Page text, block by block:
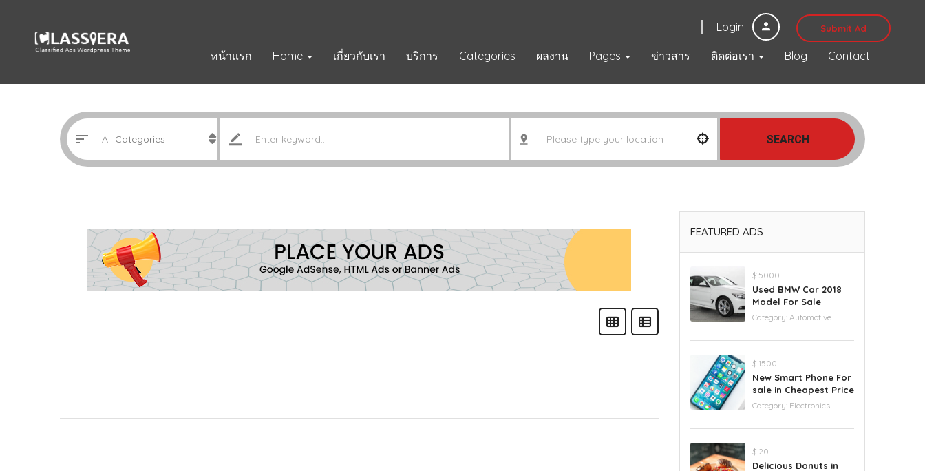
Login Submit Ad
หน้าแรก Home เกี่ยวกับเรา บริการ Categories ผลงาน Pages ข่าวสาร ติดต่อเรา Blog Contact
SEARCH
FEATURED ADS
$ 5000
Used BMW Car 2018
Model For Sale
Category: Automotive
$ 1500
New Smart Phone For
sale in Cheapest Price
Category: Electronics
$ 20
Delicious Donuts in